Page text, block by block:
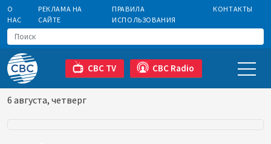
О
НАС
РЕКЛАМА НА
САЙТЕ
ПРАВИЛА
ИСПОЛЬЗОВАНИЯ
КОНТАКТЫ
CBC TV CBC Radio
6 августа, четверг